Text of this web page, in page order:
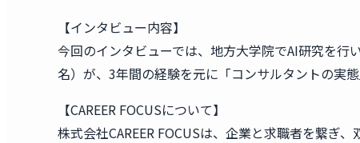
【インタビュー内容】
今回のインタビューでは、地方大学院でAI研究を
名）が、3年間の経験を元に「コンサルタントの実態
【CAREER FOCUSについて】
株式会社CAREER FOCUSは、企業と求職者を繋ぎ